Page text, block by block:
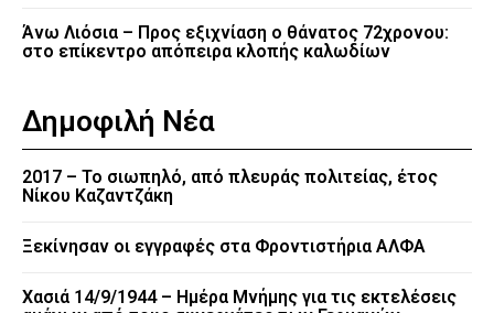
Άνω Λιόσια – Προς εξιχνίαση ο θάνατος 72χρονου:
στο επίκεντρο απόπειρα κλοπής καλωδίων
Δημοφιλή Νέα
2017 – Το σιωπηλό, από πλευράς πολιτείας, έτος
Νίκου Καζαντζάκη
Ξεκίνησαν οι εγγραφές στα Φροντιστήρια ΑΛΦΑ
Χασιά 14/9/1944 – Ημέρα Μνήμης για τις εκτελέσεις